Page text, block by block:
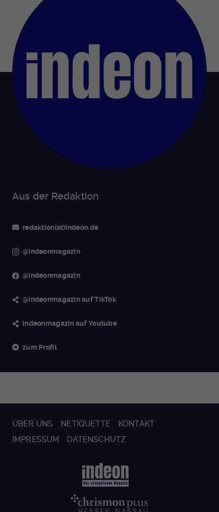
Aus der Redaktion
redaktion(at)indeon.de
@indeonmagazin
@indeonmagazin
@indeonmagazin auf TikTok
indeonmagazin auf Youtube
zum Profil
ÜBER UNS NETIQUETTE
KONTAKT
IMPRESSUM
DATENSCHUTZ